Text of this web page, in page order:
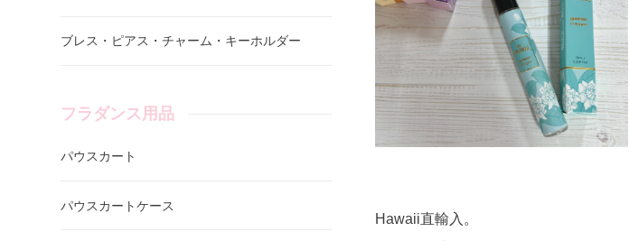
Hawaii直輸入。
ブレス・ピアス・チャーム・キーホルダー
フラダンス用品
パウスカート
パウスカートケース